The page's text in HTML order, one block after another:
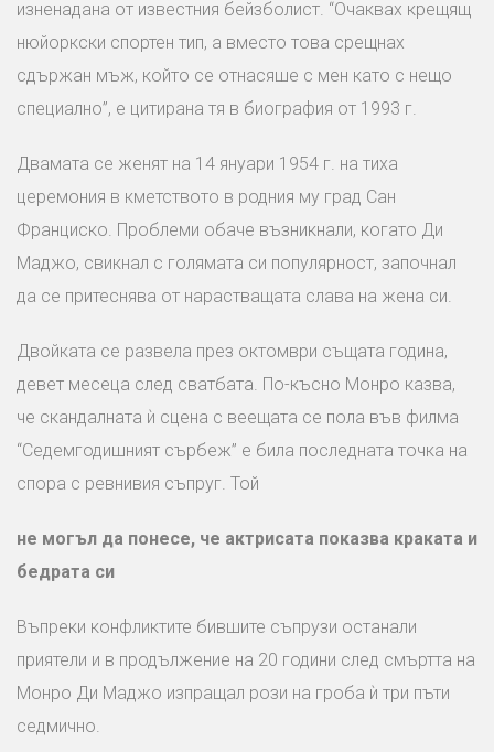
изненадана от известния бейзболист. “Очаквах крещящ
нюйоркски спортен тип, а вместо това срещнах
сдържан мъж, който се отнасяше с мен като с нещо
специално”, е цитирана тя в биография от 1993 г.
Двамата се женят на 14 януари 1954 г. на тиха
церемония в кметството в родния му град Сан
Франциско. Проблеми обаче възникнали, когато Ди
Маджо, свикнал с голямата си популярност, започнал
да се притеснява от нарастващата слава на жена си.
Двойката се развела през октомври същата година,
девет месеца след сватбата. По-късно Монро казва,
че скандалната ѝ сцена с веещата се пола във филма
“Седемгодишният сърбеж” е била последната точка на
спора с ревнивия съпруг. Той
не могъл да понесе, че актрисата показва краката и
бедрата си
Въпреки конфликтите бившите съпрузи останали
приятели и в продължение на 20 години след смъртта на
Монро Ди Маджо изпращал рози на гроба ѝ три пъти
седмично.